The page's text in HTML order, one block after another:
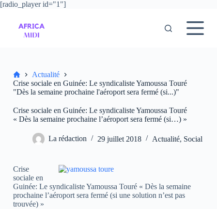
[radio_player id="1"]
P
AccueilActualité
Crise sociale en Guinée: Le syndicaliste Yamoussa Touré
"Dès la semaine prochaine l'aéroport sera fermé (si...)"
Crise sociale en Guinée: Le syndicaliste Yamoussa Touré
« Dès la semaine prochaine l’aéroport sera fermé (si…) »
La rédaction 29 juillet 2018 Actualité, Social
Crise
sociale en
Guinée: Le syndicaliste Yamoussa Touré « Dès la semaine
prochaine l’aéroport sera fermé (si une solution n’est pas
trouvée) »